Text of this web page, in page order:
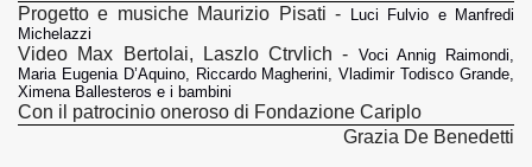
Progetto e musiche Maurizio Pisati - Luci Fulvio e Manfredi
Michelazzi
Video Max Bertolai, Laszlo Ctrvlich - Voci Annig Raimondi,
Maria Eugenia D’Aquino, Riccardo Magherini, Vladimir Todisco Grande,
Ximena Ballesteros e i bambini
Con il patrocinio oneroso di Fondazione Cariplo
Grazia De Benedetti